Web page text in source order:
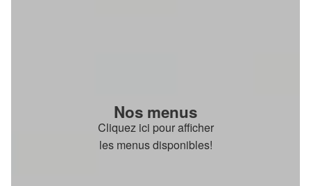
Nos menus
Cliquez ici pour afficher
les menus disponibles!